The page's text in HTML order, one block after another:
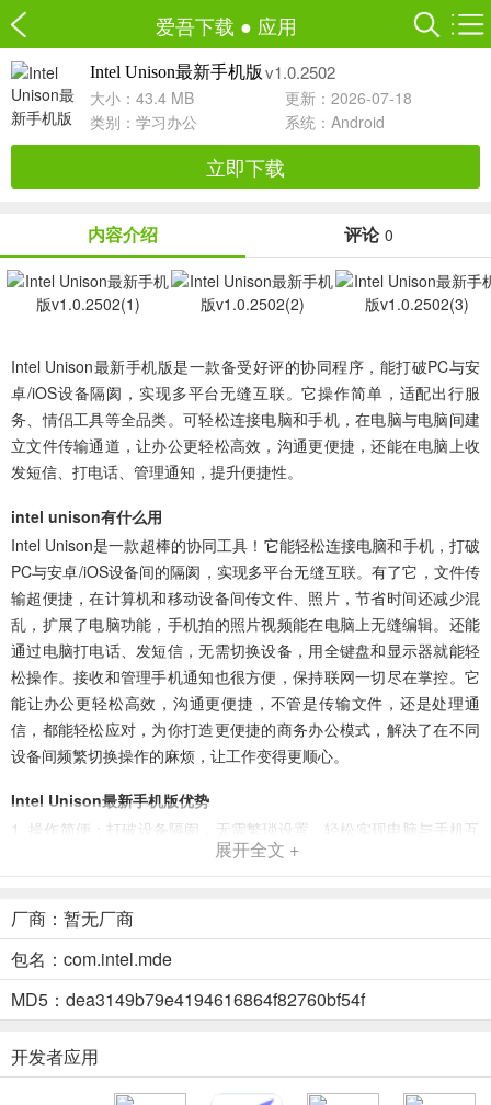
爱吾下载 ● 应用
Intel Unison最新手机版 v1.0.2502
大小：43.4 MB
更新：2026-07-18
类别： 学习办公 系统：Android
立即下载
内容介绍 评论 0
Intel Unison最新手机版是一款备受好评的协同程序，能打破PC与安
卓/iOS设备隔阂，实现多平台无缝互联。它操作简单，适配出行服
务、情侣工具等全品类。可轻松连接电脑和手机，在电脑与电脑间建
立文件传输通道，让办公更轻松高效，沟通更便捷，还能在电脑上收
发短信、打电话、管理通知，提升便捷性。
intel unison有什么用
Intel Unison是一款超棒的协同工具！它能轻松连接电脑和手机，打破
PC与安卓/iOS设备间的隔阂，实现多平台无缝互联。有了它，文件传
输超便捷，在计算机和移动设备间传文件、照片，节省时间还减少混
乱，扩展了电脑功能，手机拍的照片视频能在电脑上无缝编辑。还能
通过电脑打电话、发短信，无需切换设备，用全键盘和显示器就能轻
松操作。接收和管理手机通知也很方便，保持联网一切尽在掌控。它
能让办公更轻松高效，沟通更便捷，不管是传输文件，还是处理通
信，都能轻松应对，为你打造更便捷的商务办公模式，解决了在不同
设备间频繁切换操作的麻烦，让工作变得更顺心。
Intel Unison最新手机版优势
1. 操作简便：打破设备隔阂，无需繁琐设置，轻松实现电脑与手机互
缝编辑手机拍摄内容。
3. 多端通讯：电脑端可收发短信、接打电话，访问完整联系人列表，
沟通便捷无需切换设备。
看手机的焦虑。
展开全文 +
厂商：暂无厂商
包名：com.intel.mde
MD5：dea3149b79e4194616864f82760bf54f
开发者应用